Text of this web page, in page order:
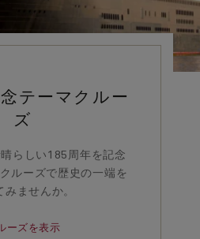
テーマクルー
ズ
らしい185周年を記念
ルーズで歴史の一端を
みませんか。
ーズを表示